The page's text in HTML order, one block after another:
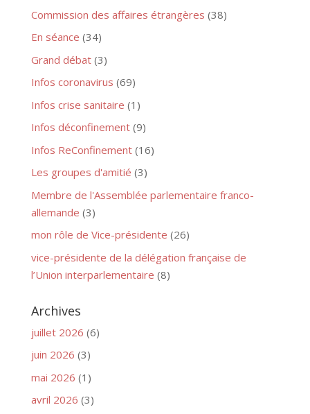
Commission des affaires étrangères (38)
En séance (34)
Grand débat(3)
Infos coronavirus (69)
Infos crise sanitaire (1)
Infos déconfinement(9)
Infos ReConfinement(16)
Les groupes d'amitié (3)
Membre de l'Assemblée parlementaire franco-
allemande (3)
mon rôle de Vice-présidente (26)
vice-présidente de la délégation française de
l’Union interparlementaire (8)
Archives
juillet 2026 (6)
juin 2026 (3)
mai 2026 (1)
avril 2026 (3)